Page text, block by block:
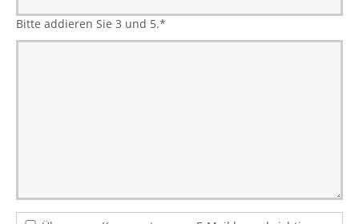
Bitte addieren Sie 3 und 5.*